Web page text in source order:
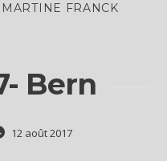
FRANCK
Bern
12 août 2017